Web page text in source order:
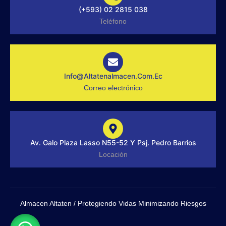
s
t
a
r
a
-
1
-
i
g
(+593) 02 2815 038
Teléfono
Info@altatenalmacen.com.ec
Correo electrónico
Av. Galo Plaza Lasso N55-52 Y Psj. Pedro Barrios
Locación
Almacen Altaten / Protegiendo Vidas Minimizando Riesgos